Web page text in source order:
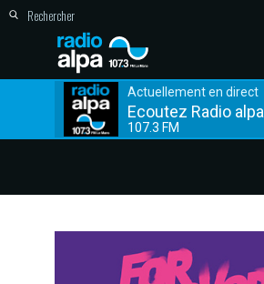
Actuellement en direct
Ecoutez Radio alpa
107.3 FM